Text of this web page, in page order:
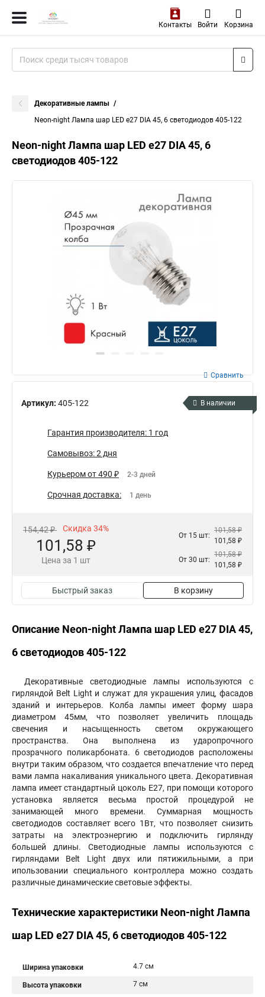
Контакты Войти Корзина
Декоративные лампы
Neon-night Лампа шар LED е27 DIA 45, 6 светодиодов 405-122
Neon-night Лампа шар LED е27 DIA 45, 6
светодиодов 405-122
Артикул: 405-122
Сравнить
В наличии
Гарантия производителя: 1 год
Самовывоз: 2 дня
Курьером от 490 ₽ 2-3 дней
Срочная доставка: 1 день
154,42 ₽ Скидка 34%
101,58 ₽
Цена за 1 шт
От 15 шт:
101,58 ₽
101,58 ₽
От 30 шт:
101,58 ₽
101,58 ₽
Быстрый заказ В корзину
Описание Neon-night Лампа шар LED е27 DIA 45,
6 светодиодов 405-122
Декоративные светодиодные лампы используются с
гирляндой Belt Light и служат для украшения улиц, фасадов
зданий и интерьеров. Колба лампы имеет форму шара
диаметром 45мм, что позволяет увеличить площадь
свечения и насыщенность светом окружающего
пространства. Она выполнена из ударопрочного
прозрачного поликарбоната. 6 светодиодов расположены
внутри таким образом, что создается впечатление что перед
вами лампа накаливания уникального цвета. Декоративная
лампа имеет стандартный цоколь Е27, при помощи которого
установка является весьма простой процедурой не
занимающей много времени. Суммарная мощность
светодиодов составляет всего 1Вт, что позволяет снизить
затраты на электроэнергию и подключить гирлянду
большей длины. Светодиодные лампы используются с
гирляндами Belt Light двух или пятижильными, а при
ипользовании специального контроллера можно создать
различные динамические световые эффекты.
Технические характеристики Neon-night Лампа
шар LED е27 DIA 45, 6 светодиодов 405-122
Ширина упаковки 4.7 см
Высота упаковки 7 см